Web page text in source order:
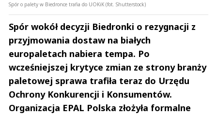
Spór o palety w Biedronce trafia do UOKiK (fot. Shutterstock)
Spór wokół decyzji Biedronki o rezygnacji z
przyjmowania dostaw na białych
europaletach nabiera tempa. Po
wcześniejszej krytyce zmian ze strony branży
paletowej sprawa trafiła teraz do Urzędu
Ochrony Konkurencji i Konsumentów.
Organizacja EPAL Polska złożyła formalne